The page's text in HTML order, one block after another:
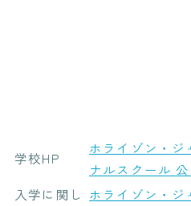
学校HP
ホライゾン・ジ
ナルスクール
入学に関し ホライゾン・ジ